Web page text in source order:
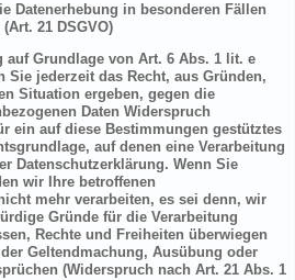
Datenerhebung in besonderen Fällen
21 DSGVO)
auf Grundlage von Art. 6 Abs. 1 lit. e
Sie jederzeit das Recht, aus Gründen,
Situation ergeben, gegen die
Daten Widerspruch
ein auf diese Bestimmungen gestütztes
auf denen eine Verarbeitung
Datenschutzerklärung. Wenn Sie
wir Ihre betroffenen
mehr verarbeiten, es sei denn, wir
Gründe für die Verarbeitung
Rechte und Freiheiten überwiegen
Geltendmachung, Ausübung oder
(Widerspruch nach Art. 21 Abs. 1